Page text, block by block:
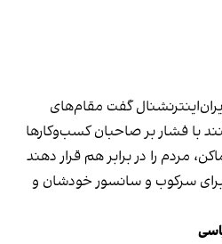
گفت مقام‌های
با فشار بر صاحبان کسب‌وکارها
مردم را در برابر هم قرار دهند
برای سرکوب و سانسور خودشان و